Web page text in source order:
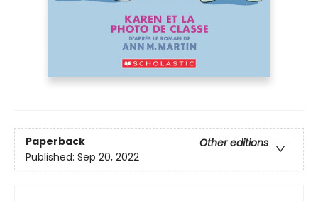
Paperback
Other editions
Published: Sep 20, 2022